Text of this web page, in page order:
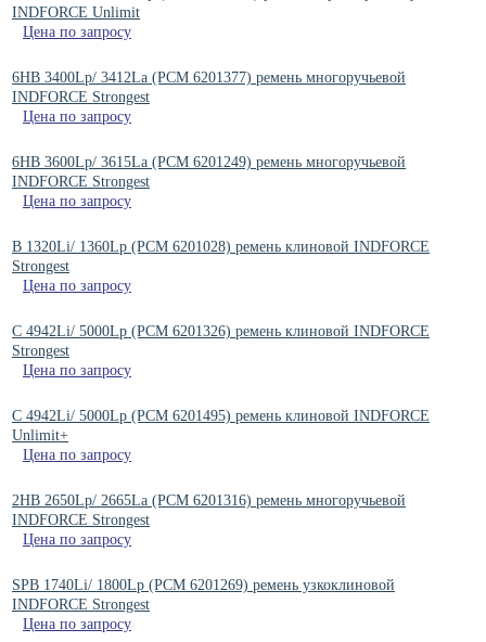
INDFORCE Unlimit
Цена по запросу
6HB 3400Lp/ 3412La (PCM 6201377) ремень многоручьевой
INDFORCE Strongest
Цена по запросу
6HB 3600Lp/ 3615La (PCM 6201249) ремень многоручьевой
INDFORCE Strongest
Цена по запросу
B 1320Li/ 1360Lp (РСМ 6201028) ремень клиновой INDFORCE
Strongest
Цена по запросу
C 4942Li/ 5000Lp (РСМ 6201326) ремень клиновой INDFORCE
Strongest
Цена по запросу
C 4942Li/ 5000Lp (РСМ 6201495) ремень клиновой INDFORCE
Unlimit+
Цена по запросу
2HB 2650Lp/ 2665La (PCM 6201316) ремень многоручьевой
INDFORCE Strongest
Цена по запросу
SPB 1740Li/ 1800Lp (PCM 6201269) ремень узкоклиновой
INDFORCE Strongest
Цена по запросу